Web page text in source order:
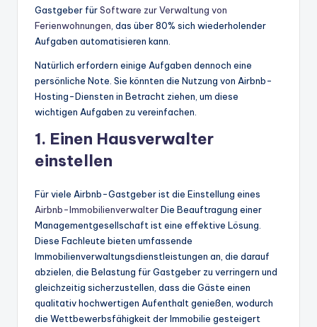
Gastgeber fürSoftware zur Verwaltung von
Ferienwohnungen , das über 80% sich wiederholender
Aufgaben automatisieren kann.
Natürlich erfordern einige Aufgaben dennoch eine
persönliche Note. Sie könnten die Nutzung von Airbnb-
Hosting-Diensten in Betracht ziehen, um diese
wichtigen Aufgaben zu vereinfachen.
1. Einen Hausverwalter
einstellen
Für viele Airbnb-Gastgeber ist die Einstellung eines
Airbnb-ImmobilienverwalterDie Beauftragung einer
Managementgesellschaft ist eine effektive Lösung.
Diese Fachleute bieten umfassende
Immobilienverwaltungsdienstleistungen an, die darauf
abzielen, die Belastung für Gastgeber zu verringern und
gleichzeitig sicherzustellen, dass die Gäste einen
qualitativ hochwertigen Aufenthalt genießen, wodurch
die Wettbewerbsfähigkeit der Immobilie gesteigert